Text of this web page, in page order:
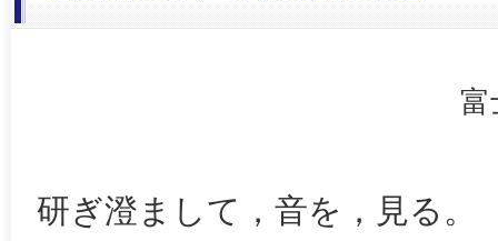
研ぎ澄まして，音を，見る。